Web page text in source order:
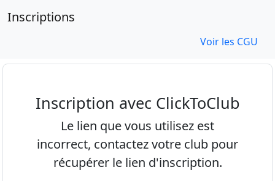
Inscriptions
Voir les CGU
Inscription avec ClickToClub
Le lien que vous utilisez est
incorrect, contactez votre club pour
récupérer le lien d'inscription.